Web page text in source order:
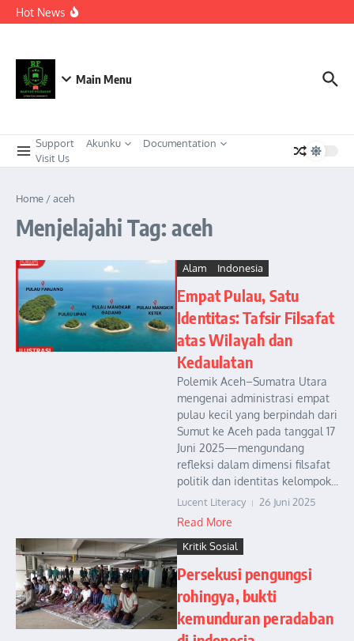
Lewati ke konten
Hot News
STRATEGI ADAPTIF MENGHADAPI PERUBAHAN SOSIAL
Berkeadaban: Refleksi atas Kasus Melonjaknya Harga dan
Kelangkaan Solar Bersubsidi.
Main Menu
Support Akunku
Documentation
Visit Us
Home /aceh
Menjelajahi Tag: aceh
Alam Indonesia
Empat Pulau, Satu
Identitas: Tafsir Filsafat
atas Wilayah dan
Kedaulatan
Polemik Aceh–Sumatra Utara
mengenai administrasi empat
pulau kecil yang berpindah dari
Sumut ke Aceh pada tanggal 17
Juni 2025—mengundang
refleksi dalam dimensi filsafat
politik dan identitas kelompok...
Lucent Literacy 26 Juni 2025
Read More
Kritik Sosial
Persekusi pengungsi
rohingya, bukti
kemunduran peradaban